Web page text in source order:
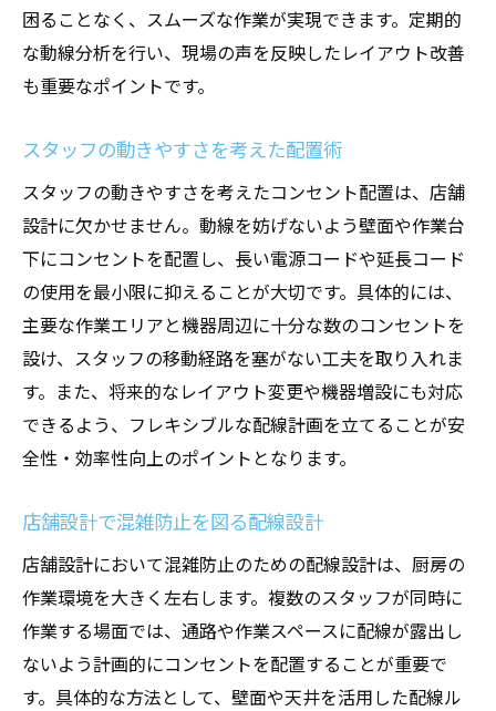
困ることなく、スムーズな作業が実現できます。定期的
な動線分析を行い、現場の声を反映したレイアウト改善
も重要なポイントです。
スタッフの動きやすさを考えた配置術
スタッフの動きやすさを考えたコンセント配置は、店舗
設計に欠かせません。動線を妨げないよう壁面や作業台
下にコンセントを配置し、長い電源コードや延長コード
の使用を最小限に抑えることが大切です。具体的には、
主要な作業エリアと機器周辺に十分な数のコンセントを
設け、スタッフの移動経路を塞がない工夫を取り入れま
す。また、将来的なレイアウト変更や機器増設にも対応
できるよう、フレキシブルな配線計画を立てることが安
全性・効率性向上のポイントとなります。
店舗設計で混雑防止を図る配線設計
店舗設計において混雑防止のための配線設計は、厨房の
作業環境を大きく左右します。複数のスタッフが同時に
作業する場面では、通路や作業スペースに配線が露出し
ないよう計画的にコンセントを配置することが重要で
す。具体的な方法として、壁面や天井を活用した配線ル